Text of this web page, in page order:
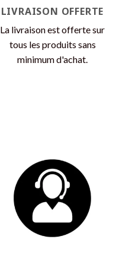
LIVRAISON OFFERTE
La livraison est offerte sur
tous les produits sans
minimum d'achat.